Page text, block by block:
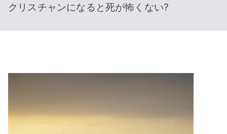
ウ
ス
開拓
クリスチャンになると死が怖くない?